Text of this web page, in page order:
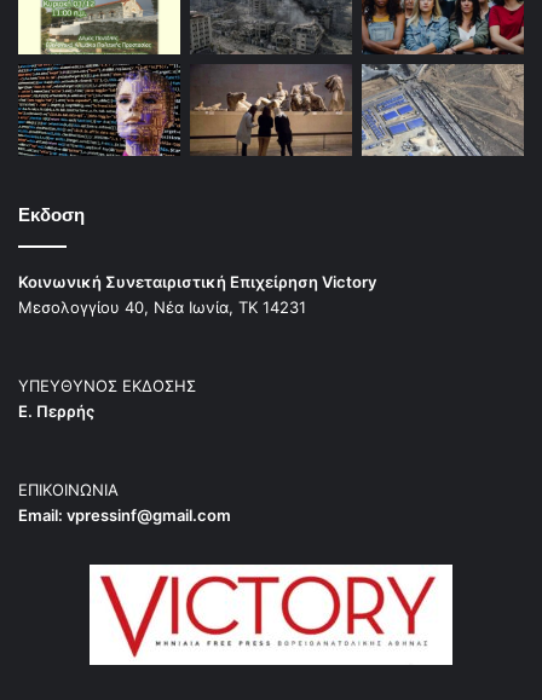
Εκδοση
Κοινωνική Συνεταιριστική Επιχείρηση Victory
Μεσολογγίου 40, Νέα Ιωνία, ΤΚ 14231
ΥΠΕΥΘΥΝΟΣ ΕΚΔΟΣΗΣ
Ε. Περρής
ΕΠΙΚΟΙΝΩΝΙΑ
Email: vpressinf@gmail.com